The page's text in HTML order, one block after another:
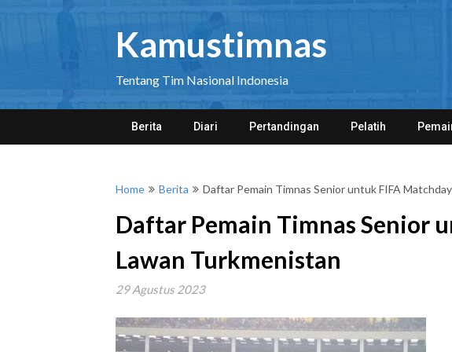
Kamustimnas
Tentang Tim Nasional Indonesia
Berita Diari Pertandingan Pelatih
Home Berita Daftar Pemain Timnas Senior untuk FIFA
Daftar Pemain Timnas Senior
Lawan Turkmenistan
29 Agustus 2023